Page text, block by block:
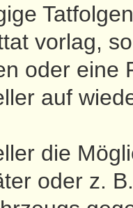
vorlag,
oder eine
auf
die
oder z.